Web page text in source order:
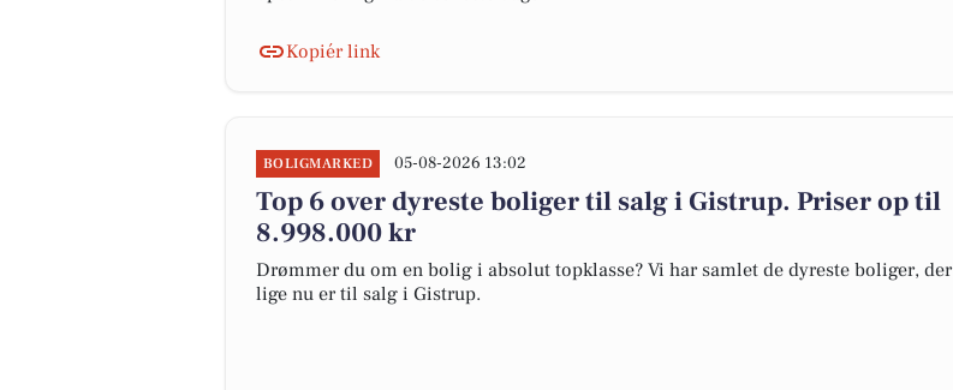
Kopiér link
BOLIGMARKED 05-08-2026 13:02
Top 6 over dyreste boliger til salg i Gistrup. Priser op til
8.998.000 kr
Drømmer du om en bolig i absolut topklasse? Vi har samlet de dyreste boliger, der
lige nu er til salg i Gistrup.